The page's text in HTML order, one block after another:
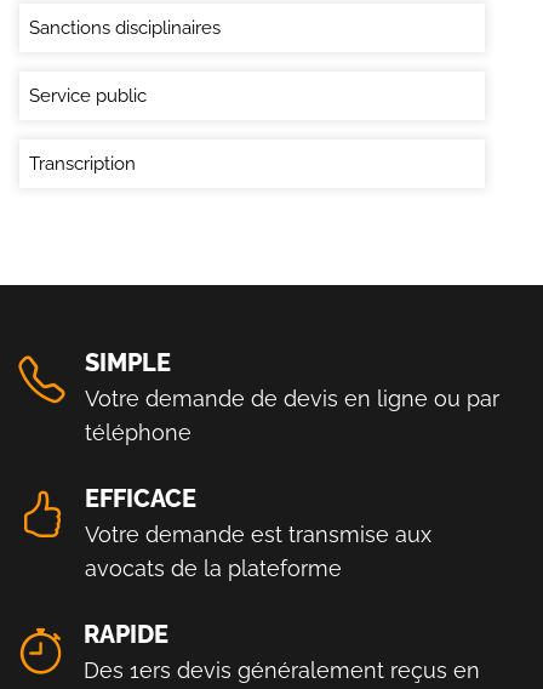
Sanctions disciplinaires
Service public
Transcription
SIMPLE
Votre demande de devis en ligne ou par
téléphone
EFFICACE
Votre demande est transmise aux
avocats de la plateforme
RAPIDE
Des 1ers devis généralement reçus en